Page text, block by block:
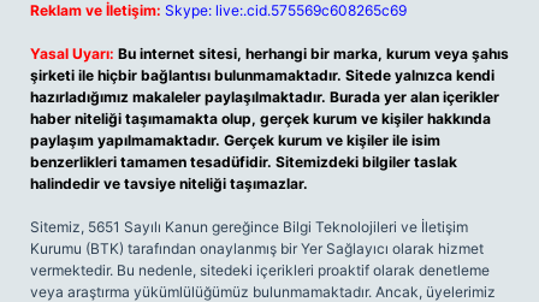
Reklam ve İletişim: Skype: live:.cid.575569c608265c69
Yasal Uyarı: Bu internet sitesi, herhangi bir marka, kurum veya şahıs
şirketi ile hiçbir bağlantısı bulunmamaktadır. Sitede yalnızca kendi
hazırladığımız makaleler paylaşılmaktadır. Burada yer alan içerikler
haber niteliği taşımamakta olup, gerçek kurum ve kişiler hakkında
paylaşım yapılmamaktadır. Gerçek kurum ve kişiler ile isim
benzerlikleri tamamen tesadüfidir. Sitemizdeki bilgiler taslak
halindedir ve tavsiye niteliği taşımazlar.
Sitemiz, 5651 Sayılı Kanun gereğince Bilgi Teknolojileri ve İletişim
Kurumu (BTK) tarafından onaylanmış bir Yer Sağlayıcı olarak hizmet
vermektedir. Bu nedenle, sitedeki içerikleri proaktif olarak denetleme
veya araştırma yükümlülüğümüz bulunmamaktadır. Ancak, üyelerimiz